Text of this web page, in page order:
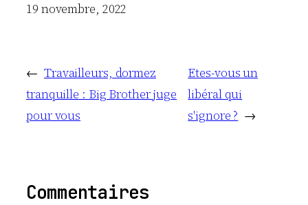
Date
19 novembre, 2022
← Travailleurs, dormez
tranquille : Big Brother juge
pour vous
Etes-vous un
libéral qui
s'ignore ? →
Commentaires